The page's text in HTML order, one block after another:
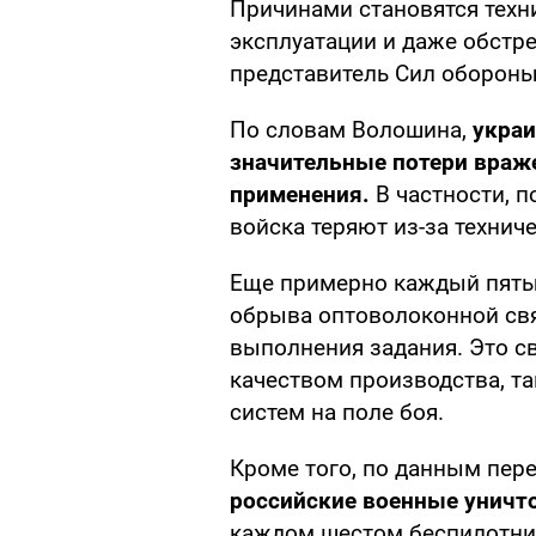
Причинами становятся
эксплуатации и даже
представитель Сил
По словам Волошина,
значительные потери
применения. В частности,
войска теряют из-за
Еще примерно каждый
обрыва оптоволоконной
выполнения задания. Это
качеством производства,
систем на поле боя.
Кроме того, по данным
российские военные